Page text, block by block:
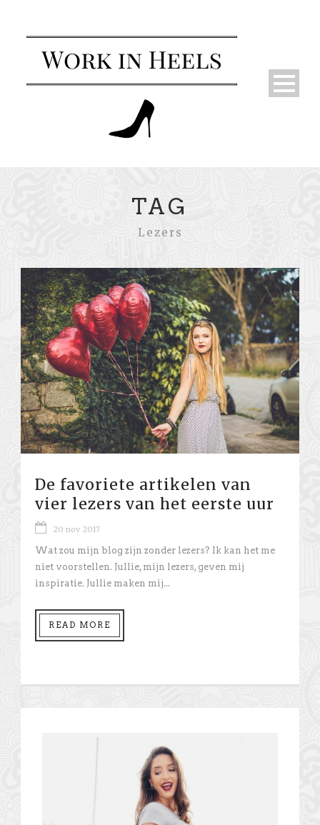
TAG
Lezers
De favoriete artikelen van
vier lezers van het eerste uur
20 nov 2017
Wat zou mijn blog zijn zonder lezers? Ik kan het me
niet voorstellen. Jullie, mijn lezers, geven mij
inspiratie. Jullie maken mij...
READ MORE